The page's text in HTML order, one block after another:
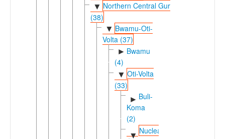
▼ Northern Central Gur
(38)
▼ Bwamu-Oti-
Volta (37)
► Bwamu
(4)
▼ Oti-Volta
(33)
► Buli-
Koma
(2)
▼
Nuclear